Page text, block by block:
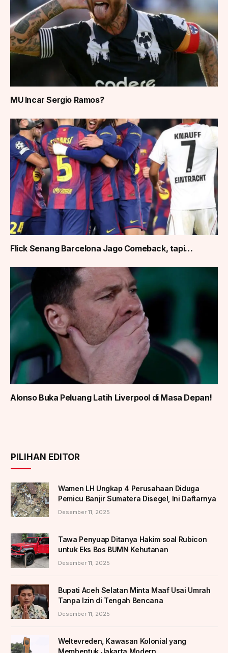
MU Incar Sergio Ramos?
Flick Senang Barcelona Jago Comeback, tapi…
Alonso Buka Peluang Latih Liverpool di Masa Depan!
PILIHAN EDITOR
Wamen LH Ungkap 4 Perusahaan Diduga
Pemicu Banjir Sumatera Disegel, Ini Daftarnya
Desember 11, 2025
Tawa Penyuap Ditanya Hakim soal Rubicon
untuk Eks Bos BUMN Kehutanan
Desember 11, 2025
Bupati Aceh Selatan Minta Maaf Usai Umrah
Tanpa Izin di Tengah Bencana
Desember 11, 2025
Weltevreden, Kawasan Kolonial yang